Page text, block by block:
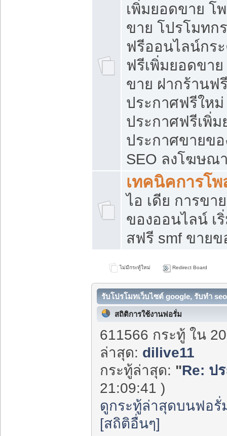
เพิ่มยอดขาย โ
ขาย โปรโมทก
ฟรีออนไลน์กร
ฟรีเพิ่มยอดขา
ขาย ฝากร้านฟ
ประกาศฟรีใหม่
ประกาศฟรีเพิ่
ประกาศขายข
SEO ลงโฆษณ
เทคนิคการโ
ไอ เดีย การขา
ของออนไลน์ เ
สฟรี smf ขาย
ไม่มีกระทู้ใหม่ Redirect Board
รับโปรโมทเว็บไซต์ google, รับทำ
สถิติการใช้งานฟอรั่ม
611566 กระทู้ ใน
ล่าสุด: dilive11
กระทู้ล่าสุด: "Re: ป
21:09:41 )
ดูกระทู้ล่าสุดบนฟอรั่
[สถิติอื่นๆ]